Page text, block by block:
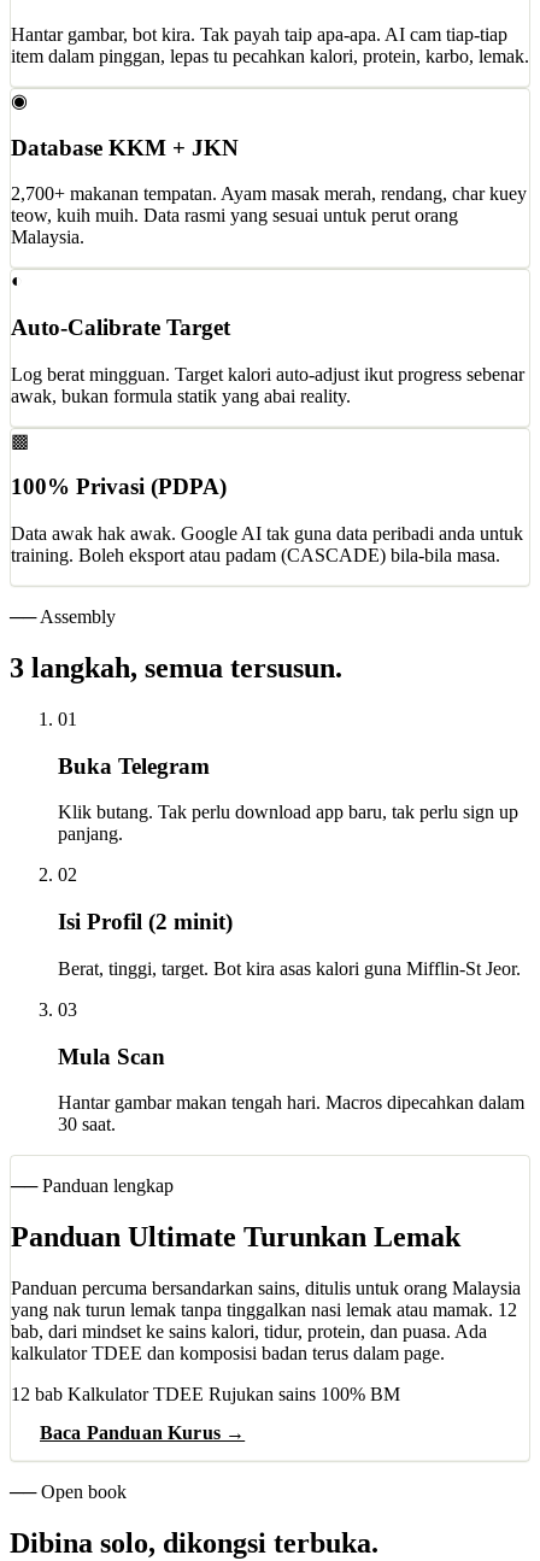
Hantar gambar, bot kira. Tak payah taip apa-apa. AI cam tiap-tiap
item dalam pinggan, lepas tu pecahkan kalori, protein, karbo, lemak.
◉
Database KKM + JKN
2,700+ makanan tempatan. Ayam masak merah, rendang, char kuey
teow, kuih muih. Data rasmi yang sesuai untuk perut orang
Malaysia.
◐
Auto-Calibrate Target
Log berat mingguan. Target kalori auto-adjust ikut progress sebenar
awak, bukan formula statik yang abai reality.
▩
100% Privasi (PDPA)
Data awak hak awak. Google AI tak guna data peribadi anda untuk
training. Boleh eksport atau padam (CASCADE) bila-bila masa.
── Assembly
3 langkah, semua tersusun.
01
Buka Telegram
Klik butang. Tak perlu download app baru, tak perlu sign up
panjang.
02
Isi Profil (2 minit)
Berat, tinggi, target. Bot kira asas kalori guna Mifflin-St Jeor.
03
Mula Scan
Hantar gambar makan tengah hari. Macros dipecahkan dalam
30 saat.
── Panduan lengkap
Panduan Ultimate Turunkan Lemak
Panduan percuma bersandarkan sains, ditulis untuk orang Malaysia
yang nak turun lemak tanpa tinggalkan nasi lemak atau mamak. 12
bab, dari mindset ke sains kalori, tidur, protein, dan puasa. Ada
kalkulator TDEE dan komposisi badan terus dalam page.
12 bab Kalkulator TDEE Rujukan sains 100% BM
Baca Panduan Kurus →
── Open book
Dibina solo, dikongsi terbuka.